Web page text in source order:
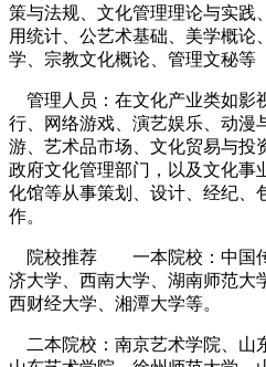
策与法规、文化管理理论与实践
用统计、公艺术基础、美学概论
学、宗教文化概论、管理文秘
管理人员：在文化产业类如影
行、网络游戏、演艺娱乐、动漫
游、艺术品市场、文化贸易与投
政府文化管理部门，以及文化事
化馆等从事策划、设计、经纪、
作。
院校推荐 一本院校：中国传
济大学、西南大学、湖南师范大
西财经大学、湘潭大学等。
二本院校：南京艺术学院、山